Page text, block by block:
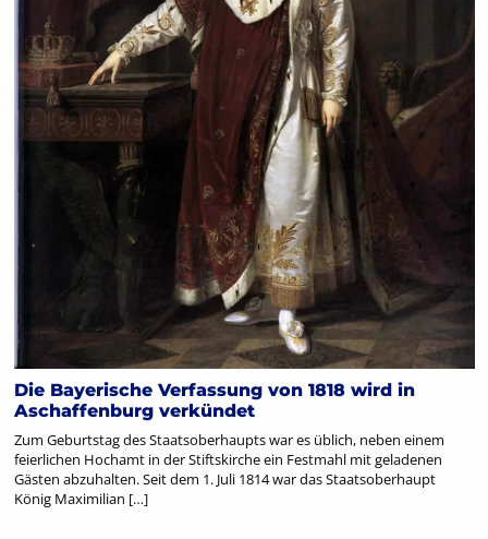
Die Bayerische Verfassung von 1818 wird in
Aschaffenburg verkündet
Zum Geburtstag des Staatsoberhaupts war es üblich, neben einem
feierlichen Hochamt in der Stiftskirche ein Festmahl mit geladenen
Gästen abzuhalten. Seit dem 1. Juli 1814 war das Staatsoberhaupt
König Maximilian […]